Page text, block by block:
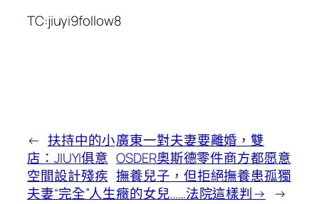
TC:jiuyi9follow8
← 扶持中的小
店：JIUYI俱意
空間設計殘疾
夫妻“完全”人生
廣東一對夫妻要離婚，雙
OSDER奧斯德零件商方都愿意
撫養兒子，但拒絕撫養患孤獨
癥的女兒……法院這樣判→ →